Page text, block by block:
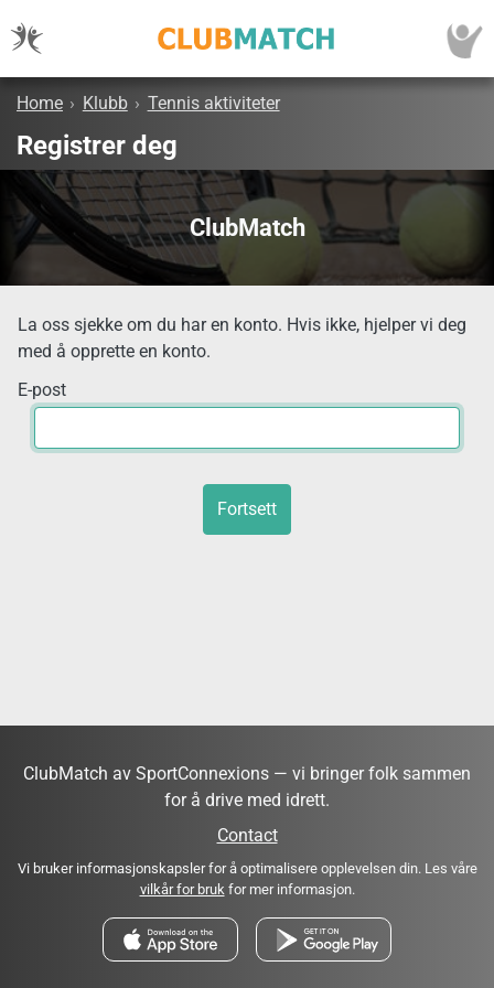
Home › Klubb › Tennis aktiviteter
Registrer deg
ClubMatch
La oss sjekke om du har en konto. Hvis ikke, hjelper vi deg
med å opprette en konto.
E-post
Fortsett
ClubMatch av SportConnexions — vi bringer folk sammen
for å drive med idrett.
Contact
Vi bruker informasjonskapsler for å optimalisere opplevelsen din. Les våre
vilkår for brukfor mer informasjon.